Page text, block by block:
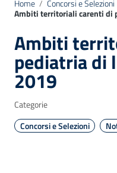
Home / Concorsi e Selezioni
Ambiti territoriali carenti di
Ambiti
pediatria di
2019
Categorie
Concorsi e Selezioni